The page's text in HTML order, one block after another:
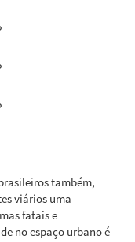
também,
viários uma
fatais e
no espaço urbano é